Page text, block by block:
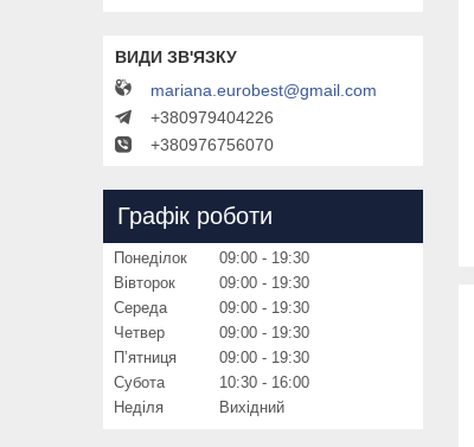
mariana.eurobest@gmail.com
+380979404226
+380976756070
Графік роботи
Понеділок 09:00
19:30
Вівторок
09:00
19:30
Середа
09:00
19:30
Четвер
09:00
19:30
Пʼятниця
09:00
19:30
Субота
10:30
16:00
Неділя
Вихідний